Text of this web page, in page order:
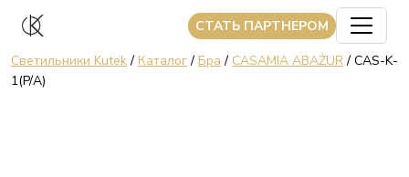
CТАТЬ ПАРТНЕРОМ
Светильники Kutek/ Каталог/ Бра / CASAMIA ABAŻUR/ CAS-K-
1(P/A)